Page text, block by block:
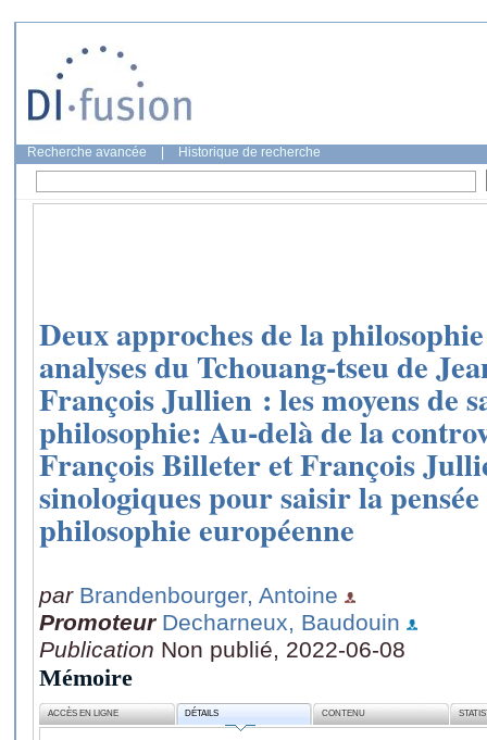
Recherche avancée Historique de recherche
Deux approches de la
analyses du Tchouang-tseu de
François Jullien : les moyens de
philosophie: Au-delà de la
François Billeter et François
sinologiques pour saisir la
philosophie européenne
par Brandenbourger, Antoine
Promoteur Decharneux, Baudouin
Publication Non publié, 2022-06-08
Mémoire
ACCÈS EN LIGNE DÉTAILS CONTENU